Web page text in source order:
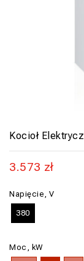
Kocioł
3.573 zł
Napięcie, V
380
Moc, kW